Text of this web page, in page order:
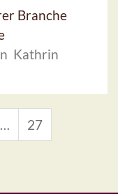
Branche
Kathrin
… 27